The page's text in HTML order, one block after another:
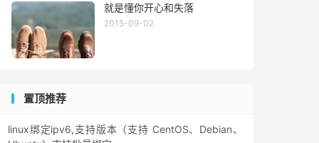
就是懂你开心和失落
2015-09-02
置顶推荐
linux绑定ipv6,支持版本（支持 CentOS、Debian、